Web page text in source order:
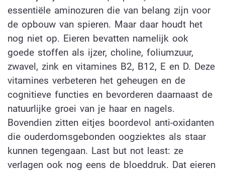
essentiële aminozuren die van belang zijn voor
de opbouw van spieren. Maar daar houdt het
nog niet op. Eieren bevatten namelijk ook
goede stoffen als ijzer, choline, foliumzuur,
zwavel, zink en vitamines B2, B12, E en D. Deze
vitamines verbeteren het geheugen en de
cognitieve functies en bevorderen daarnaast de
natuurlijke groei van je haar en nagels.
Bovendien zitten eitjes boordevol anti-oxidanten
die ouderdomsgebonden oogziektes als staar
kunnen tegengaan. Last but not least: ze
verlagen ook nog eens de bloeddruk. Dat eieren